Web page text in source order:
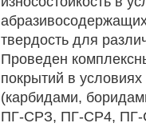
твердость для
Проведен
покрытий в
(карбидами,
ПГ-СРЗ, ПГ-СР4, ПГ-